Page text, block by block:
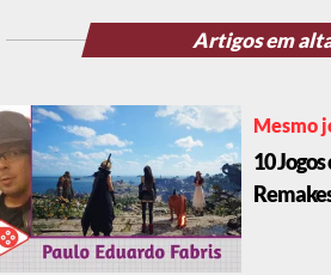
Artigos em
Mesmo
10